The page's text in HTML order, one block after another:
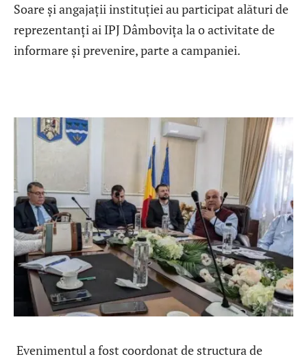
Soare și angajații instituției au participat alături de
reprezentanți ai IPJ Dâmbovița la o activitate de
informare și prevenire, parte a campaniei.
Evenimentul a fost coordonat de structura de